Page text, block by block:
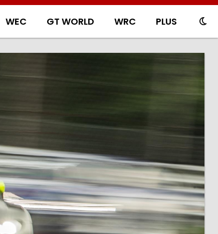
WEC GT WORLD WRC PLUS